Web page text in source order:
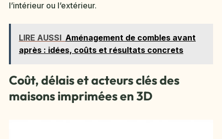
l’intérieur ou l’extérieur.
LIRE AUSSI Aménagement de combles avant
après : idées, coûts et résultats concrets
Coût, délais et acteurs clés des
maisons imprimées en 3D